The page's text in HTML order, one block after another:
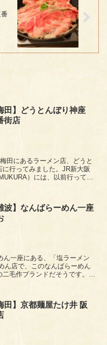
田】どうとんぼり神座
街店
行ってみました。JR新大阪
）には、以前行ってい
波】なんばらーめん一座
ん一座にある、「塩ラーメン
ん店で、このなんばらーめん
毛作ブランドだそうです。二
田】京都麺屋たけ井 阪